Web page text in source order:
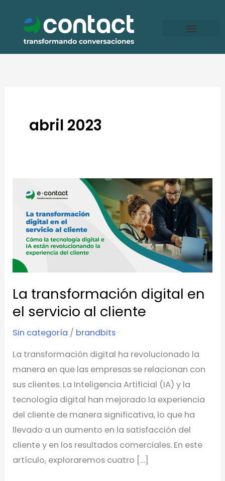
contenido
abril 2023
La transformación digital en
el servicio al cliente
Sin categoría / brandbits
La transformación digital ha revolucionado la
manera en que las empresas se relacionan con
sus clientes. La Inteligencia Artificial (IA) y la
tecnología digital han mejorado la experiencia
del cliente de manera significativa, lo que ha
llevado a un aumento en la satisfacción del
cliente y en los resultados comerciales. En este
artículo, exploraremos cuatro […]
transformación
digital
servicio
al
cliente